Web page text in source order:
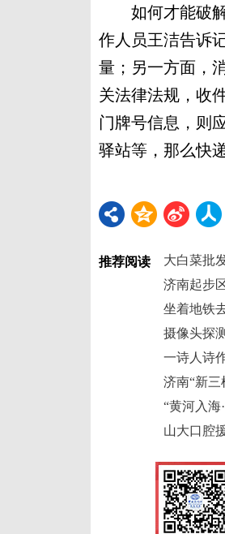
如何才能破解
作人员王洁告诉
量；另一方面，
关法律法规，收
门牌号信息，则
驿站等，那么快
推荐阅读
大白菜批
济南起步
坐着地铁
摄像头探
一诗人诗
济南“新三
“黄河入海